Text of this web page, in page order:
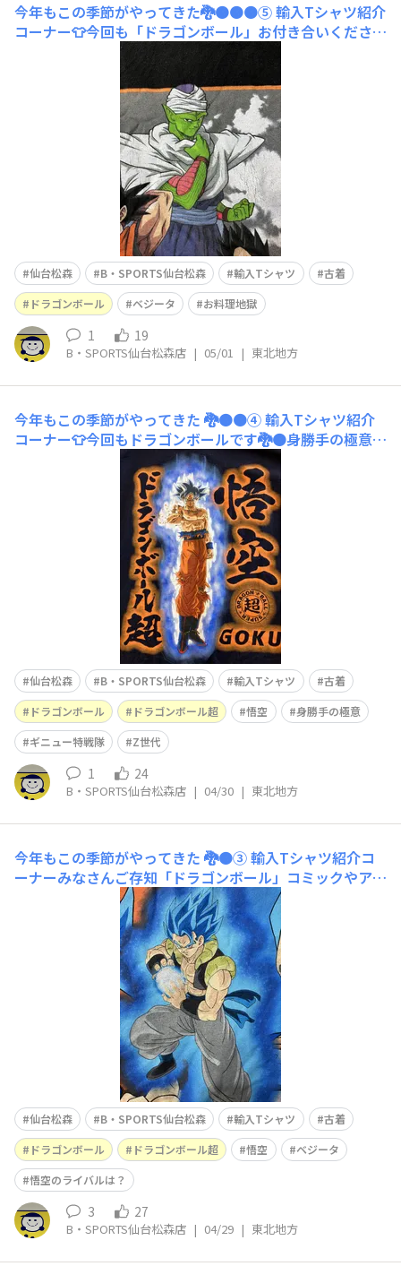
今年もこの季節がやってきた🐉🟠🟠🟠⑤輸入Tシャツ紹介
コーナー👕今回も「ドラゴンボール」お付き合いください
🙇このTシャツドラゴンボール戦士たちのデザインです。
ベジータもこの表情ベジータも最初の頃は冗談が通じない
イメージでしたが、悟空達と行動を共にするとともになん
だか砕けたキャラになりました。みなさんご存知かどうか
分かりませんが、ベジータ
仙台松森 B・SPORTS仙台松森 輸入Tシャツ
古着
ドラゴンボール
ベジータ お料理地獄
1 19
B・SPORTS仙台松森店 | 05/01 | 東北地方
今年もこの季節がやってきた 🐉🟠🟠④​輸入Tシャツ紹介
コーナー👕今回もドラゴンボールです🐉🟠身勝手の極意バ
ージョン​悟空と言ったら、スーパーサイヤ人が有名です
が、「ドラゴンボール超」となるとスーパーサイヤ人を超
えて究極の戦闘技術の登場です🔥「悟空さ、覚醒し過ぎだ
べ」とチチは言ったとか言わなかったとか・・・次のTシ
ャツは・・・この4人と
仙台松森 B・SPORTS仙台松森 輸入Tシャツ
古着
ドラゴンボール
ドラゴンボール超 悟空
身勝手の極意
ギニュー特戦隊
Z世代
1 24
B・SPORTS仙台松森店 | 04/30 | 東北地方
今年もこの季節がやってきた 🐉🟠③輸入Tシャツ紹介コ
ーナーみなさんご存知「ドラゴンボール」コミックやアニ
メ化もしている「ドラゴンボール超」のTシャツをご紹
介！ゴジータブルー🟦ちなみにドラゴンボールで悟空とベ
ジータが合体した「ベジット」というキャラクターもいま
すが、私的にはこの写真のゴジータ派です👍やはりドラゴ
ンボールといったらこの2
仙台松森 B・SPORTS仙台松森 輸入Tシャツ
古着
ドラゴンボール
ドラゴンボール超 悟空
ベジータ
悟空のライバルは？
3 27
B・SPORTS仙台松森店 | 04/29 | 東北地方